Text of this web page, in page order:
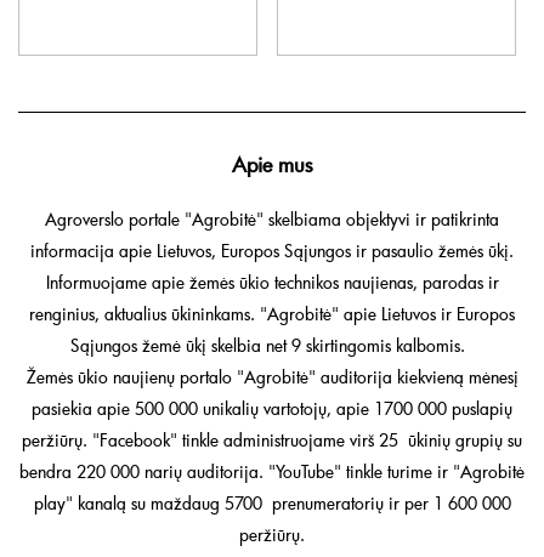
Apie mus
Agroverslo portale "Agrobitė" skelbiama objektyvi ir patikrinta
informacija apie Lietuvos, Europos Sąjungos ir pasaulio žemės ūkį.
Informuojame apie žemės ūkio technikos naujienas, parodas ir
renginius, aktualius ūkininkams. "Agrobitė" apie Lietuvos ir Europos
Sąjungos žemė ūkį skelbia net 9 skirtingomis kalbomis.
Žemės ūkio naujienų portalo "Agrobitė" auditorija kiekvieną mėnesį
pasiekia apie 500 000 unikalių vartotojų, apie 1700 000 puslapių
peržiūrų. "Facebook" tinkle administruojame virš 25 ūkinių grupių su
bendra 220 000 narių auditorija. "YouTube" tinkle turime ir "Agrobitė
play" kanalą su maždaug 5700 prenumeratorių ir per 1 600 000
peržiūrų.